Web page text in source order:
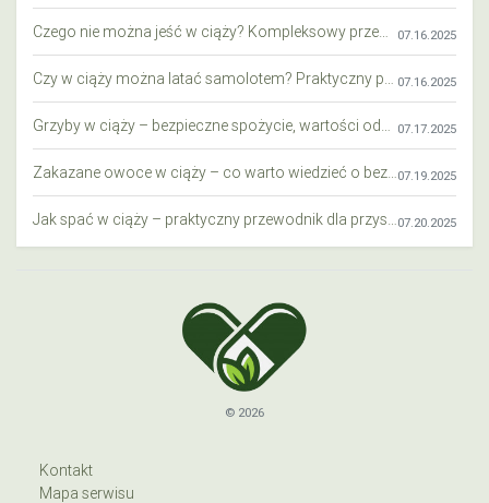
07.16.2025
07.16.2025
07.17.2025
07.19.2025
07.20.2025
© 2026
Kontakt
Mapa serwisu